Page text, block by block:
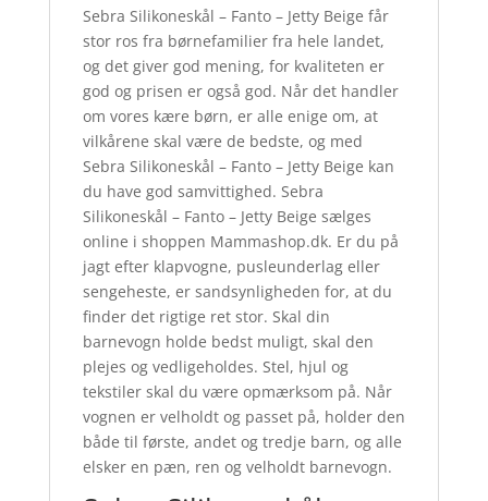
Sebra Silikoneskål – Fanto – Jetty Beige får
stor ros fra børnefamilier fra hele landet,
og det giver god mening, for kvaliteten er
god og prisen er også god. Når det handler
om vores kære børn, er alle enige om, at
vilkårene skal være de bedste, og med
Sebra Silikoneskål – Fanto – Jetty Beige kan
du have god samvittighed. Sebra
Silikoneskål – Fanto – Jetty Beige sælges
online i shoppen Mammashop.dk. Er du på
jagt efter klapvogne, pusleunderlag eller
sengeheste, er sandsynligheden for, at du
finder det rigtige ret stor. Skal din
barnevogn holde bedst muligt, skal den
plejes og vedligeholdes. Stel, hjul og
tekstiler skal du være opmærksom på. Når
vognen er velholdt og passet på, holder den
både til første, andet og tredje barn, og alle
elsker en pæn, ren og velholdt barnevogn.